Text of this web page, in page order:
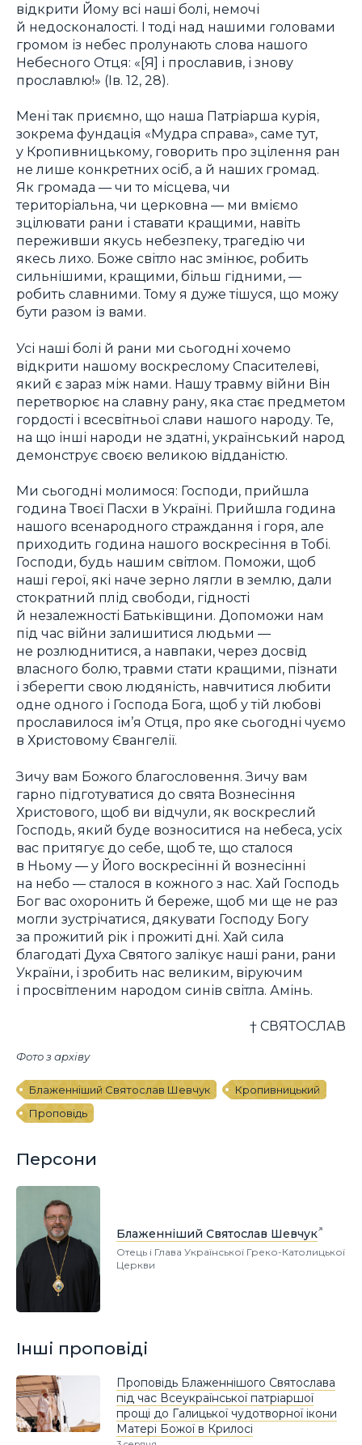
відкрити Йому всі наші болі, немочі
й недосконалості. І тоді над нашими головами
громом із небес пролунають слова нашого
Небесного Отця: «[Я] і прославив, і знову
прославлю!» (Ів. 12, 28).
Мені так приємно, що наша Патріарша курія,
зокрема фундація «Мудра справа», саме тут,
у Кропивницькому, говорить про зцілення ран
не лише конкретних осіб, а й наших громад.
Як громада — чи то місцева, чи
територіальна, чи церковна — ми вміємо
зцілювати рани і ставати кращими, навіть
переживши якусь небезпеку, трагедію чи
якесь лихо. Боже світло нас змінює, робить
сильнішими, кращими, більш гідними, —
робить славними. Тому я дуже тішуся, що можу
бути разом із вами.
Усі наші болі й рани ми сьогодні хочемо
відкрити нашому воскреслому Спасителеві,
який є зараз між нами. Нашу травму війни Він
перетворює на славну рану, яка стає предметом
гордості і всесвітньої слави нашого народу. Те,
на що інші народи не здатні, український народ
демонструє своєю великою відданістю.
Ми сьогодні молимося: Господи, прийшла
година Твоєї Пасхи в Україні. Прийшла година
нашого всенародного страждання і горя, але
приходить година нашого воскресіння в Тобі.
Господи, будь нашим світлом. Поможи, щоб
наші герої, які наче зерно лягли в землю, дали
стократний плід свободи, гідності
й незалежності Батьківщини. Допоможи нам
під час війни залишитися людьми —
не розлюднитися, а навпаки, через досвід
власного болю, травми стати кращими, пізнати
і зберегти свою людяність, навчитися любити
одне одного і Господа Бога, щоб у тій любові
прославилося ім’я Отця, про яке сьогодні чуємо
в Христовому Євангелії.
Зичу вам Божого благословення. Зичу вам
гарно підготуватися до свята Вознесіння
Христового, щоб ви відчули, як воскреслий
Господь, який буде возноситися на небеса, усіх
вас притягує до себе, щоб те, що сталося
в Ньому — у Його воскресінні й вознесінні
на небо — сталося в кожного з нас. Хай Господь
Бог вас охоронить й береже, щоб ми ще не раз
могли зустрічатися, дякувати Господу Богу
за прожитий рік і прожиті дні. Хай сила
благодаті Духа Святого залікує наші рани, рани
України, і зробить нас великим, віруючим
і просвітленим народом синів світла. Амінь.
† СВЯТОСЛАВ
Фото з архіву
Блаженніший Святослав Шевчук
Кропивницький
Проповідь
Персони
Блаженніший Святослав Шевчук
Отець і Глава Української Греко-Католицької
Церкви
Інші проповіді
Проповідь Блаженнішого Святослава
під час Всеукраїнської патріаршої
прощі до Галицької чудотворної ікони
Матері Божої в Крилосі